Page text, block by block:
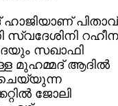
സ്വദേശിനി
സഖാഫി
മുഹമ്മദ് ആദില്‍
ജോലി